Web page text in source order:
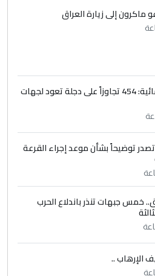
ماكرون إلى زيارة العراق
الموارد المائية: 454 تجاوزاً على دجلة تعود لجهات
توضيحاً بشأن موعد إجراء القرعة
خمس جبهات تنذر باندلاع الحرب
الإرهاب ..